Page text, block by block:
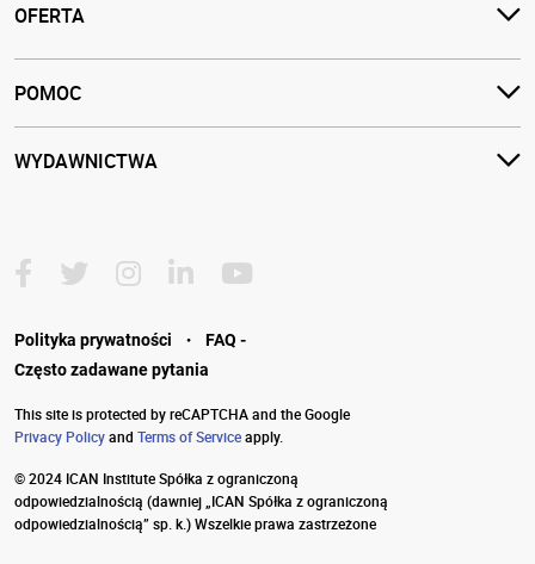
OFERTA
POMOC
WYDAWNICTWA
Polityka prywatności ·
FAQ -
Często zadawane pytania
This site is protected by reCAPTCHA and the Google
Privacy Policyand Terms of Serviceapply.
© 2024 ICAN Institute Spółka z ograniczoną
odpowiedzialnością (dawniej „ICAN Spółka z ograniczoną
odpowiedzialnością” sp. k.) Wszelkie prawa zastrzeżone